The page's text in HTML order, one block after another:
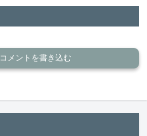
コメントを書き込む